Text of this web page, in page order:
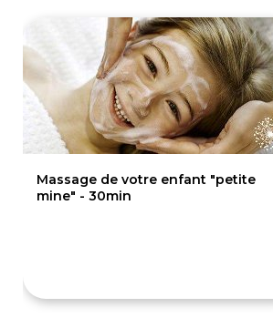
Massage de votre enfant "petite
mine" - 30min